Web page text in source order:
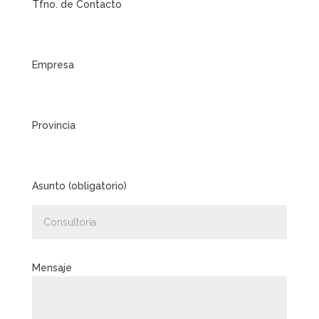
Tfno. de Contacto
Empresa
Provincia
Asunto (obligatorio)
Mensaje